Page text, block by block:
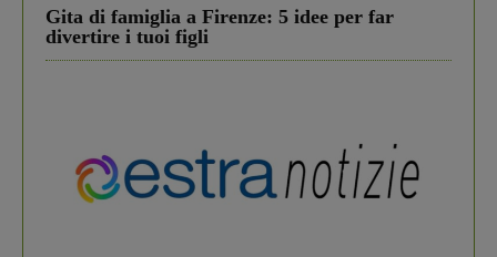
Gita di famiglia a Firenze: 5 idee per far
divertire i tuoi figli